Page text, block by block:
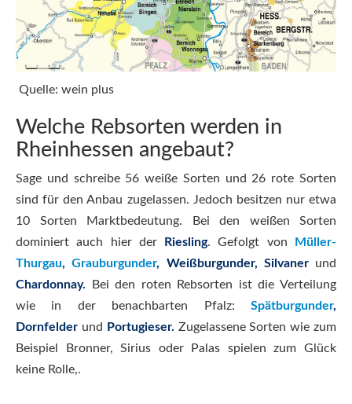
Quelle: wein plus
Welche Rebsorten werden in
Rheinhessen angebaut?
Sage und schreibe 56 weiße Sorten und 26 rote Sorten
sind für den Anbau zugelassen. Jedoch besitzen nur etwa
10 Sorten Marktbedeutung. Bei den weißen Sorten
dominiert auch hier der
Riesling. Gefolgt von
Müller-
Thurgau,Grauburgunder, Weißburgunder, Silvaner und
Chardonnay.
Bei den roten Rebsorten ist die Verteilung
wie in der benachbarten Pfalz: Spätburgunder,
Dornfelder und Portugieser. Zugelassene Sorten wie zum
Beispiel Bronner, Sirius oder Palas spielen zum Glück
keine Rolle,.